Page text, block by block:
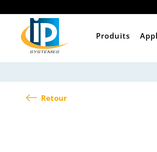
Produits
Retour